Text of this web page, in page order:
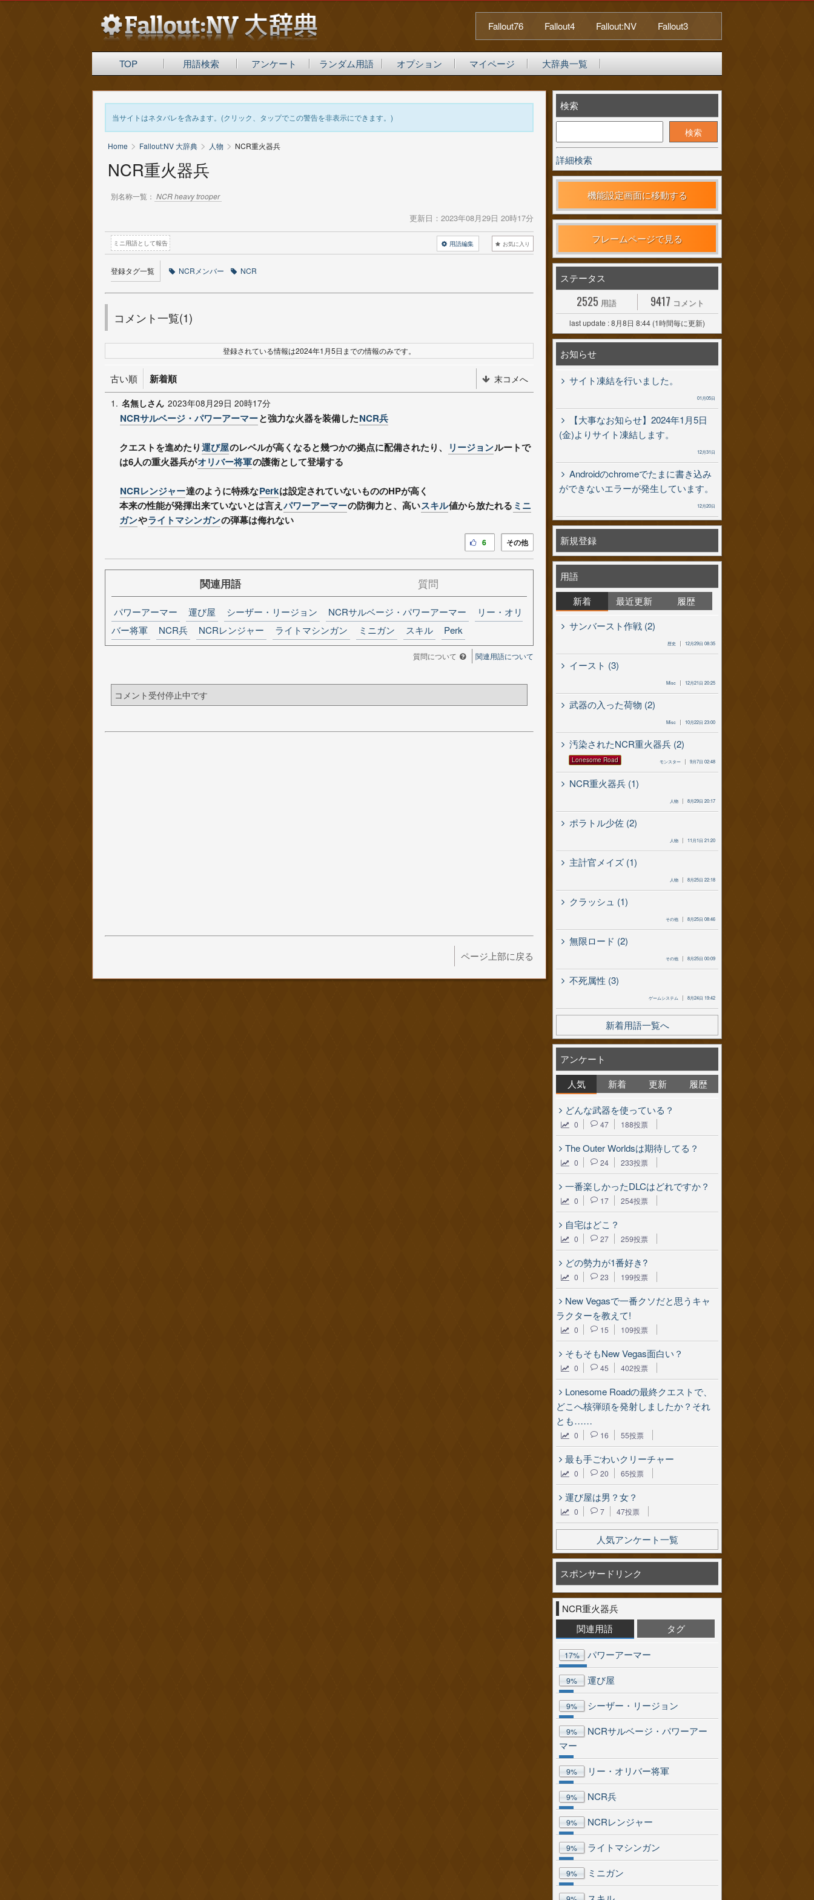
Fallout76 Fallout4 Fallout:NV Fallout3
TOP 用語検索 アンケート ランダム用語 オプション マイページ 大辞典一覧
当サイトはネタバレを含みます。(クリック、タップでこの警告を非表示にできます。)
Home > Fallout:NV 大辞典 > 人物 > NCR重火器兵
NCR重火器兵
別名称一覧： NCR heavy trooper
更新日： 2023年08月29日 20時17分
ミニ用語として報告 お気に入り
用語編集
登録タグ一覧 NCRメンバー NCR
コメント一覧(1)
登録されている情報は2024年1月5日までの情報のみです。
古い順 新着順
末コメへ
1. 名無しさん 2023年08月29日 20時17分
NCRサルベージ・パワーアーマーと強力な火器を装備したNCR兵
クエストを進めたり運び屋のレベルが高くなると幾つかの拠点に配備されたり、 リージョンルートで
は6人の重火器兵がオリバー将軍の護衛として登場する
NCRレンジャー達のように特殊なPerkは設定されていないもののHPが高く
本来の性能が発揮出来ていないとは言え パワーアーマーの防御力と、高いスキル値から放たれる ミニ
ガンやライトマシンガンの弾幕は侮れない
その他
6
関連用語 質問
パワーアーマー 運び屋 シーザー・リージョン NCRサルベージ・パワーアーマー
リー・オリ
バー将軍
NCR兵 NCRレンジャー ライトマシンガン ミニガン スキル Perk
関連用語について
質問について
コメント受付停止中です
ページ上部に戻る
検索
詳細検索
機能設定画面に移動する
フレームページで見る
ステータス
2525 用語 9417 コメント
last update : 8月8日 8:44 (1時間毎に更新)
お知らせ
サイト凍結を行いました。
01月05日
【大事なお知らせ】2024年1月5日
(金)よりサイト凍結します。
12月31日
Androidのchromeでたまに書き込み
ができないエラーが発生しています。
12月20日
新規登録
用語
新着
最近更新
履歴
サンバースト作戦 (2)
歴史 12月29日 08:35
イースト (3)
Misc 12月21日 20:25
武器の入った荷物 (2)
Misc 10月22日 23:00
汚染されたNCR重火器兵 (2)
Lonesome Road モンスター 9月7日 02:48
NCR重火器兵 (1)
人物 8月29日 20:17
ポラトル少佐 (2)
人物 11月1日 21:20
主計官メイズ (1)
人物 8月25日 22:18
クラッシュ (1)
その他 8月25日 08:46
無限ロード (2)
その他 8月25日 00:09
不死属性 (3)
ゲームシステム 8月24日 19:42
新着用語一覧へ
アンケート
人気
新着 更新 履歴
どんな武器を使っている？
0 47 188投票
The Outer Worldsは期待してる？
0 24 233投票
一番楽しかったDLCはどれですか？
0 17 254投票
自宅はどこ？
0 27 259投票
どの勢力が1番好き?
0 23 199投票
New Vegasで一番クソだと思うキャ
ラクターを教えて!
0 15 109投票
そもそもNew Vegas面白い？
0 45 402投票
Lonesome Roadの最終クエストで、
どこへ核弾頭を発射しましたか？それ
とも……
0 16 55投票
最も手ごわいクリーチャー
0 20 65投票
運び屋は男？女？
0 7 47投票
人気アンケート一覧
スポンサードリンク
NCR重火器兵
関連用語
タグ
17% パワーアーマー
9% 運び屋
9% シーザー・リージョン
9%
NCRサルベージ・パワーアー
マー
9% リー・オリバー将軍
9% NCR兵
9% NCRレンジャー
9% ライトマシンガン
9% ミニガン